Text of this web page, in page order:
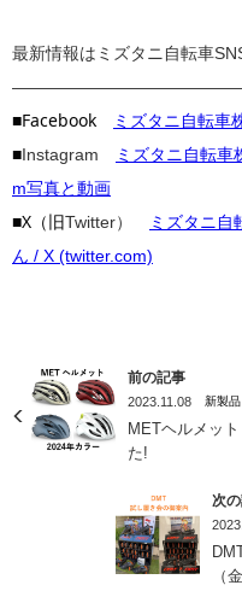
最新情報はミズタニ自転車
■Facebook ミズタニ自転車
■Instagram
ミズタニ自転車
m写真と動画
■X（旧Twitter）
ミズタニ自
ん / X (twitter.com)
前の記事
2023.11.08 新製品
METヘルメッ
た!
次
（